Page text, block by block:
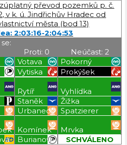
převod pozemků p. č.
v k. ú. Jindřichův Hradec od
města (bod 13)
2:03:16-2:04:53
Proti: 0
Neúčast: 2
Votava
Pokorný
Vytiska
Prokýšek
Rytíř
Vyhlídka
Staněk
Žižka
Urbanec
Spatzierer
Komínek
Mrvka
Burianová
SCHVÁLENO